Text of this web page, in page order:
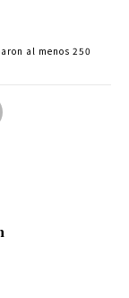
al menos 250